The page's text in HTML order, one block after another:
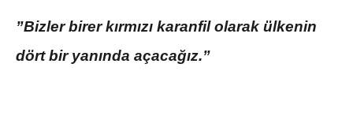
”Bizler birer kırmızı karanfil olarak ülkenin
dört bir yanında açacağız.”